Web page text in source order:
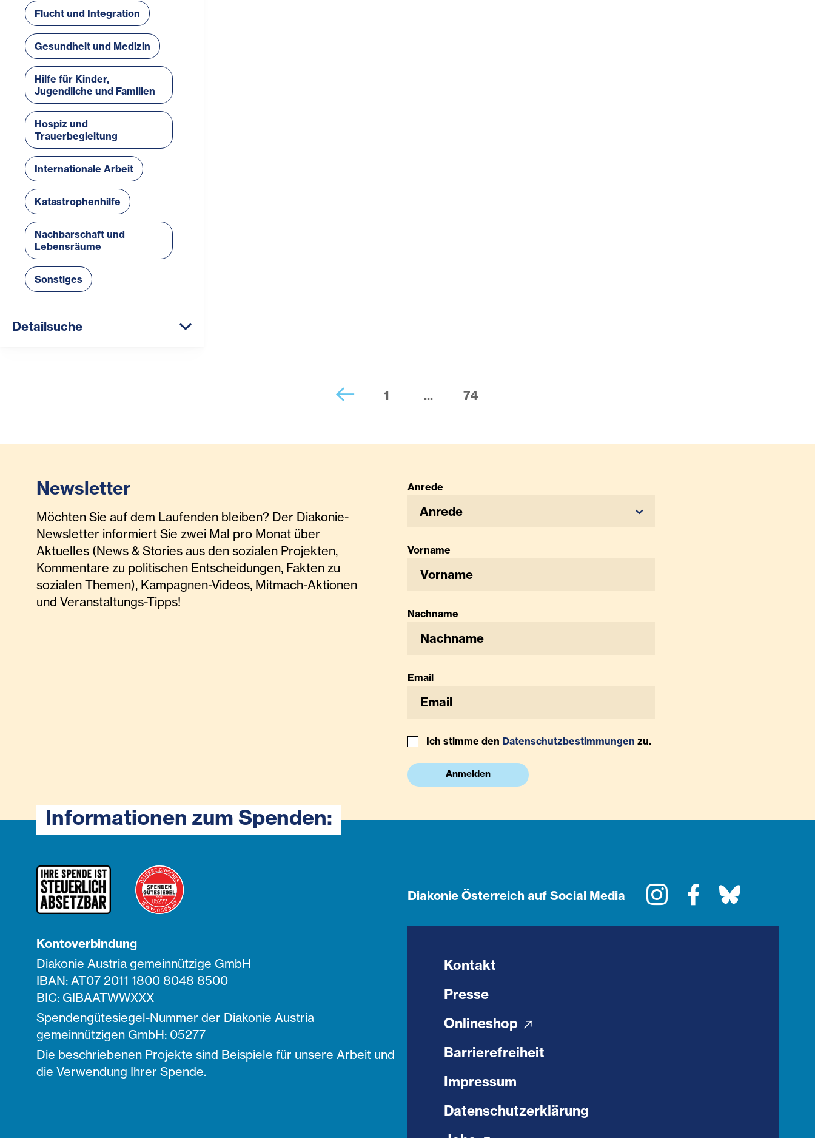
Flucht und Integration
Gesundheit und Medizin
Hilfe für Kinder,
Jugendliche und Familien
Hospiz und
Trauerbegleitung
Internationale Arbeit
Katastrophenhilfe
Nachbarschaft und
Lebensräume
Sonstiges
Detailsuche
1 ... 74
Newsletter
Möchten Sie auf dem Laufenden bleiben? Der Diakonie-
Newsletter informiert Sie zwei Mal pro Monat über
Aktuelles (News & Stories aus den sozialen Projekten,
Kommentare zu politischen Entscheidungen, Fakten zu
sozialen Themen), Kampagnen-Videos, Mitmach-Aktionen
und Veranstaltungs-Tipps!
Anrede
Anrede
Vorname
Nachname
Email
Ich stimme den Datenschutzbestimmungen zu.
Anmelden
Informationen zum Spenden:
Kontoverbindung
Diakonie Austria gemeinnützige GmbH
IBAN: AT07 2011 1800 8048 8500
BIC: GIBAATWWXXX
Spendengütesiegel-Nummer der Diakonie Austria
gemeinnützigen GmbH: 05277
Die beschriebenen Projekte sind Beispiele für unsere Arbeit und
die Verwendung Ihrer Spende.
Diakonie Österreich auf Social Media InstagramFacebook
Kontakt
Presse
Onlineshop
Barrierefreiheit
Impressum
Datenschutzerklärung